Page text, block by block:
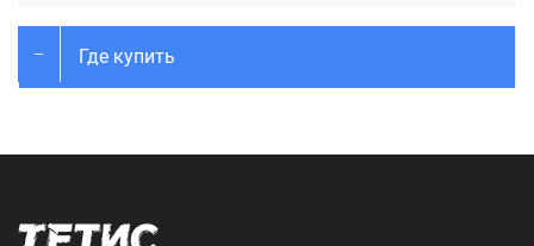
Где купить